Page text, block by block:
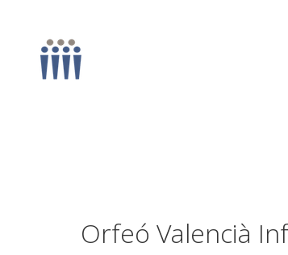
Orfeó Valencià